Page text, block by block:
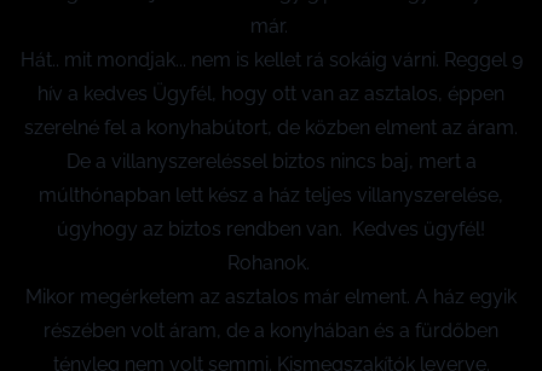
már.
Hát.. mit mondjak... nem is kellet rá sokáig várni. Reggel 9
hív a kedves Ügyfél, hogy ott van az asztalos, éppen
szerelné fel a konyhabútort, de közben elment az áram.
De a villanyszereléssel biztos nincs baj, mert a
múlthónapban lett kész a ház teljes villanyszerelése,
úgyhogy az biztos rendben van. Kedves ügyfél!
Rohanok.
Mikor megérketem az asztalos már elment. A ház egyik
részében volt áram, de a konyhában és a fürdőben
tényleg nem volt semmi. Kismegszakítók leverve.